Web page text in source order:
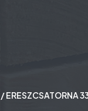
/ ERESZCSATORNA